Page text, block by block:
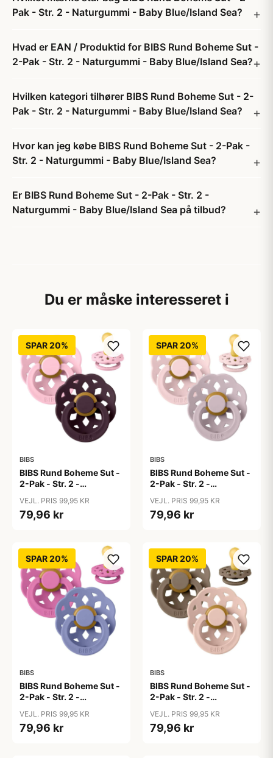
Pak - Str. 2 - Naturgummi - Baby Blue/Island Sea?
Hvad er EAN / Produktid for BIBS Rund Boheme Sut -
2-Pak - Str. 2 - Naturgummi - Baby Blue/Island Sea?
Hvilken kategori tilhører BIBS Rund Boheme Sut - 2-
Pak - Str. 2 - Naturgummi - Baby Blue/Island Sea?
Hvor kan jeg købe BIBS Rund Boheme Sut - 2-Pak -
Str. 2 - Naturgummi - Baby Blue/Island Sea?
Er BIBS Rund Boheme Sut - 2-Pak - Str. 2 -
Naturgummi - Baby Blue/Island Sea på tilbud?
Du er måske interesseret i
SPAR 20%
BIBS
BIBS Rund Boheme Sut -
2-Pak - Str. 2 -
Pink/Plum
VEJL. PRIS 99,95 KR
79,96 kr
SPAR 20%
BIBS
BIBS Rund Boheme Sut -
2-Pak - Str. 2 -
Blossom/Dusky Lilac
VEJL. PRIS 99,95 KR
79,96 kr
SPAR 20%
BIBS
BIBS Rund Boheme Sut -
2-Pak - Str. 2 -
Bubblegum/Peri
VEJL. PRIS 99,95 KR
79,96 kr
SPAR 20%
BIBS
BIBS Rund Boheme Sut -
2-Pak - Str. 2 -
Oak/Blush
VEJL. PRIS 99,95 KR
79,96 kr